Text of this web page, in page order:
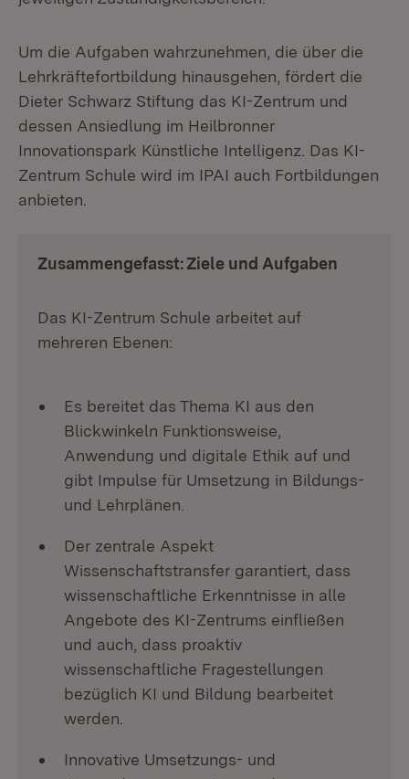
Um die Aufgaben wahrzunehmen, die über die
Lehrkräftefortbildung hinausgehen, fördert die
Dieter Schwarz Stiftung das KI-Zentrum und
dessen Ansiedlung im Heilbronner
Innovationspark Künstliche Intelligenz. Das KI-
Zentrum Schule wird im IPAI auch Fortbildungen
anbieten.
Zusammengefasst: Ziele und Aufgaben
Das KI-Zentrum Schule arbeitet auf
mehreren Ebenen:
Es bereitet das Thema KI aus den
Blickwinkeln Funktionsweise,
Anwendung und digitale Ethik auf und
gibt Impulse für Umsetzung in Bildungs-
und Lehrplänen.
Der zentrale Aspekt
Wissenschaftstransfer garantiert, dass
wissenschaftliche Erkenntnisse in alle
Angebote des KI-Zentrums einfließen
und auch, dass proaktiv
wissenschaftliche Fragestellungen
bezüglich KI und Bildung bearbeitet
werden.
Innovative Umsetzungs- und